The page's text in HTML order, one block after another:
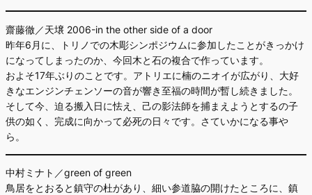
齋藤徹／天壌 2006-in the other side of a door
昨年6月に、トリノでの木彫シンポジウムに参加したことがきっかけ
になってしまったのか、今回木と石の複合で作っています。
およそ17年ぶりのことです。アトリエに楠のニオイが広がり、大好
きなエンジンチェンソーの音が響き至福の時間が暫し続きました。
そして今、迫る搬入日に怯え、己の影法師を捕まえようとするの子
供の如く、完成に向かって必死の日々です。さていかになる事や
ら。
中村ミナト／green of green
鳥居をとおると鎮守の杜があり、細い参道脇の開けたところに、鎮